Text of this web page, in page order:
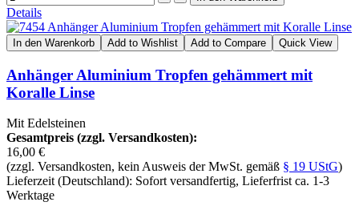
Details
In den Warenkorb Add to Wishlist Add to Compare Quick View
Anhänger Aluminium Tropfen gehämmert mit
Koralle Linse
Mit Edelsteinen
Gesamtpreis (zzgl. Versandkosten):
16,00 €
(zzgl. Versandkosten, kein Ausweis der MwSt. gemäß § 19 UStG)
Lieferzeit (Deutschland): Sofort versandfertig, Lieferfrist ca. 1-3
Werktage